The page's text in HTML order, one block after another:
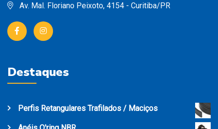
Av. Mal. Floriano Peixoto, 4154 - Curitiba/PR
Destaques
Perfis Retangulares Trafilados / Maciços